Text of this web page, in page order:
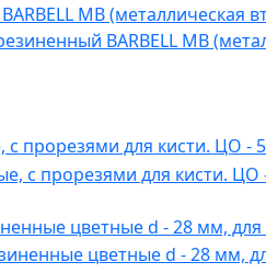
BARBELL MB
прорезями для кисти. ЦО -
цветные d - 28 мм, для